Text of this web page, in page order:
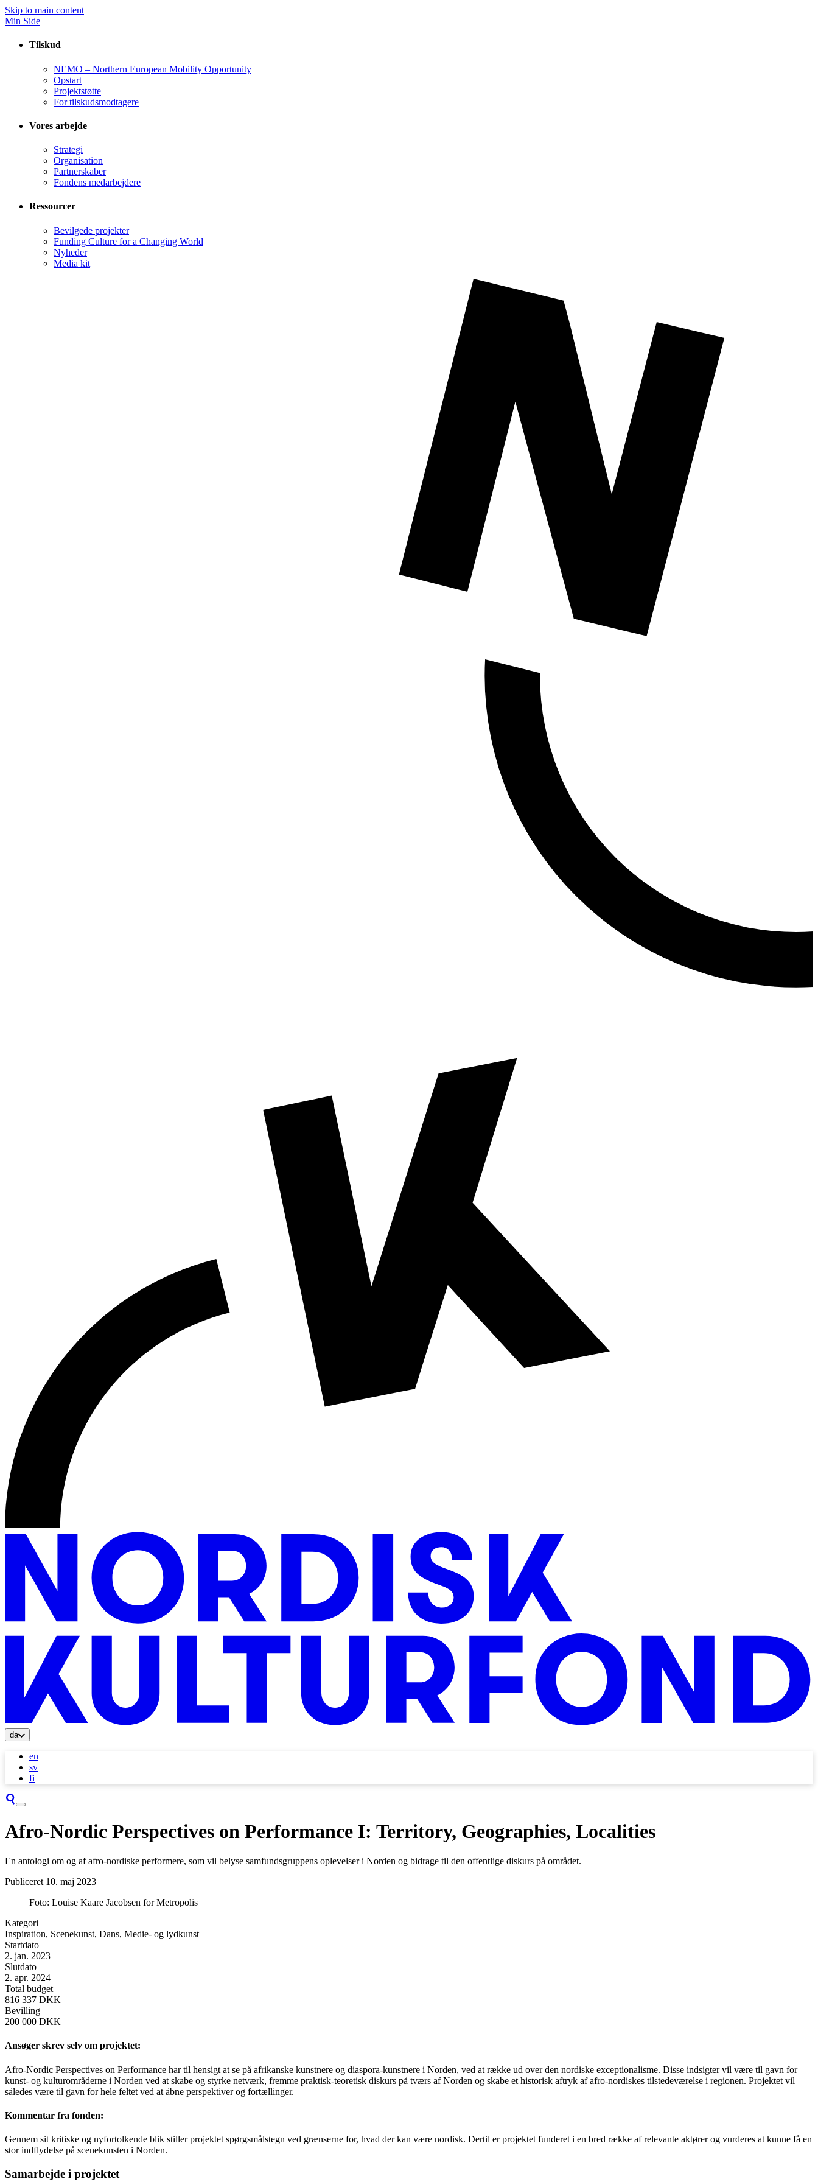
Skip to main content
Min Side
Tilskud
NEMO – Northern European Mobility Opportunity
Opstart
Projektstøtte
For tilskudsmodtagere
Vores arbejde
Strategi
Organisation
Partnerskaber
Fondens medarbejdere
Ressourcer
Bevilgede projekter
Funding Culture for a Changing World
Nyheder
Media kit
da
en
sv
fi
Afro-Nordic Perspectives on Performance I: Territory, Geographies, Localities
En antologi om og af afro-nordiske performere, som vil belyse samfundsgruppens oplevelser i Norden og bidrage til den offentlige diskurs på området.
Publiceret 10. maj 2023
Foto: Louise Kaare Jacobsen for Metropolis
Kategori
Inspiration, Scenekunst, Dans, Medie- og lydkunst
Startdato
2. jan. 2023
Slutdato
2. apr. 2024
Total budget
816 337 DKK
Bevilling
200 000 DKK
Ansøger skrev selv om projektet:
Afro-Nordic Perspectives on Performance har til hensigt at se på afrikanske kunstnere og diaspora-kunstnere i Norden, ved at række ud over den nordiske exceptionalisme. Disse indsigter vil være til gavn for
kunst- og kulturområderne i Norden ved at skabe og styrke netværk, fremme praktisk-teoretisk diskurs på tværs af Norden og skabe et historisk aftryk af afro-nordiskes tilstedeværelse i regionen. Projektet vil
således være til gavn for hele feltet ved at åbne perspektiver og fortællinger.
Kommentar fra fonden:
Gennem sit kritiske og nyfortolkende blik stiller projektet spørgsmålstegn ved grænserne for, hvad der kan være nordisk. Dertil er projektet funderet i en bred række af relevante aktører og vurderes at kunne få en
stor indflydelse på scenekunsten i Norden.
Samarbejde i projektet